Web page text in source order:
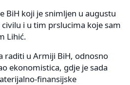
BiH koji je snimljen u augustu
i u tim prslucima koje sam
Lihić.
raditi u Armiji BiH, odnosno
ekonomistica, gdje je sada
finansijske